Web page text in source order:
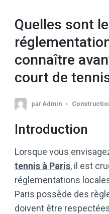
Quelles sont
connaître
court de
par Admin
Introduction
Lorsque vous
tennis à Paris, il est
réglementations
Paris possède des
doivent être